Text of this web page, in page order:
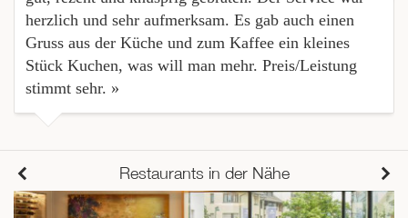
herzlich und sehr aufmerksam. Es gab auch einen
Gruss aus der Küche und zum Kaffee ein kleines
Stück Kuchen, was will man mehr. Preis/Leistung
stimmt sehr. »
Restaurants in der Nähe